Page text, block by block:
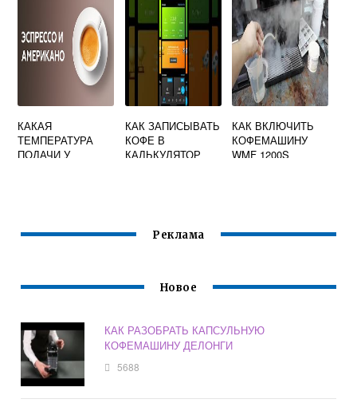
КАКАЯ
ТЕМПЕРАТУРА
ПОДАЧИ У
КАК ЗАПИСЫВАТЬ
КОФЕ В
КАЛЬКУЛЯТОР
КАК ВКЛЮЧИТЬ
КОФЕМАШИНУ
WMF 1200S
Реклама
Новое
КАК РАЗОБРАТЬ КАПСУЛЬНУЮ
КОФЕМАШИНУ ДЕЛОНГИ
5688